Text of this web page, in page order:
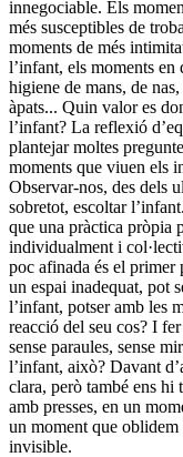
innegociable. Els
més susceptibles de
moments de més
l’infant, els moments en
higiene de mans, de
àpats... Quin valor es
l’infant? La reflexió
plantejar moltes
moments que viuen els
Observar-nos, des dels
sobretot, escoltar
que una pràctica pròpia
individualment i
poc afinada és el primer
un espai inadequat, pot
l’infant, potser amb les
reacció del seu cos? I
sense paraules, sense
l’infant, això? Davant
clara, però també ens hi
amb presses, en un
un moment que
invisible.